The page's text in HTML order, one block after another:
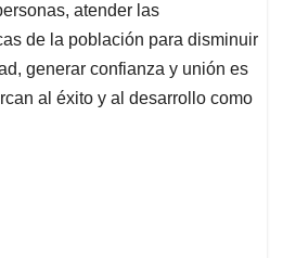
atender las
de la población para disminuir
generar confianza y unión es
al éxito y al desarrollo como